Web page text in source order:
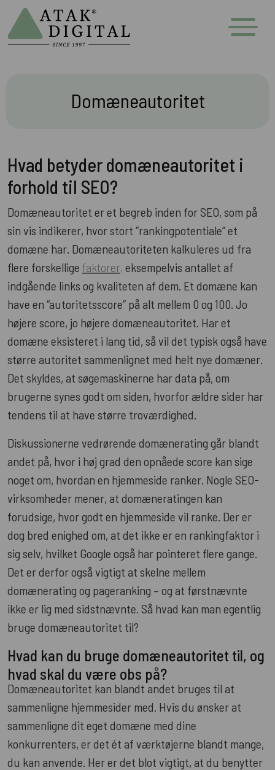
Domæneautoritet
Hvad betyder domæneautoritet i
forhold til SEO?
Domæneautoritet er et begreb inden for SEO, som på
sin vis indikerer, hvor stort “rankingpotentiale” et
domæne har. Domæneautoriteten kalkuleres ud fra
flere forskellige faktorer, eksempelvis antallet af
indgående links og kvaliteten af dem. Et domæne kan
have en “autoritetsscore” på alt mellem 0 og 100. Jo
højere score, jo højere domæneautoritet. Har et
domæne eksisteret i lang tid, så vil det typisk også have
større autoritet sammenlignet med helt nye domæner.
Det skyldes, at søgemaskinerne har data på, om
brugerne synes godt om siden, hvorfor ældre sider har
tendens til at have større troværdighed.
Diskussionerne vedrørende domænerating går blandt
andet på, hvor i høj grad den opnåede score kan sige
noget om, hvordan en hjemmeside ranker. Nogle SEO-
virksomheder mener, at domæneratingen kan
forudsige, hvor godt en hjemmeside vil ranke. Der er
dog bred enighed om, at det ikke er en rankingfaktor i
sig selv, hvilket Google også har pointeret flere gange.
Det er derfor også vigtigt at skelne mellem
domænerating og pageranking – og at førstnævnte
ikke er lig med sidstnævnte. Så hvad kan man egentlig
bruge domæneautoritet til?
Hvad kan du bruge domæneautoritet til, og
hvad skal du være obs på?
Domæneautoritet kan blandt andet bruges til at
sammenligne hjemmesider med. Hvis du ønsker at
sammenligne dit eget domæne med dine
konkurrenters, er det ét af værktøjerne blandt mange,
du kan anvende. Her er det blot vigtigt, at du benytter